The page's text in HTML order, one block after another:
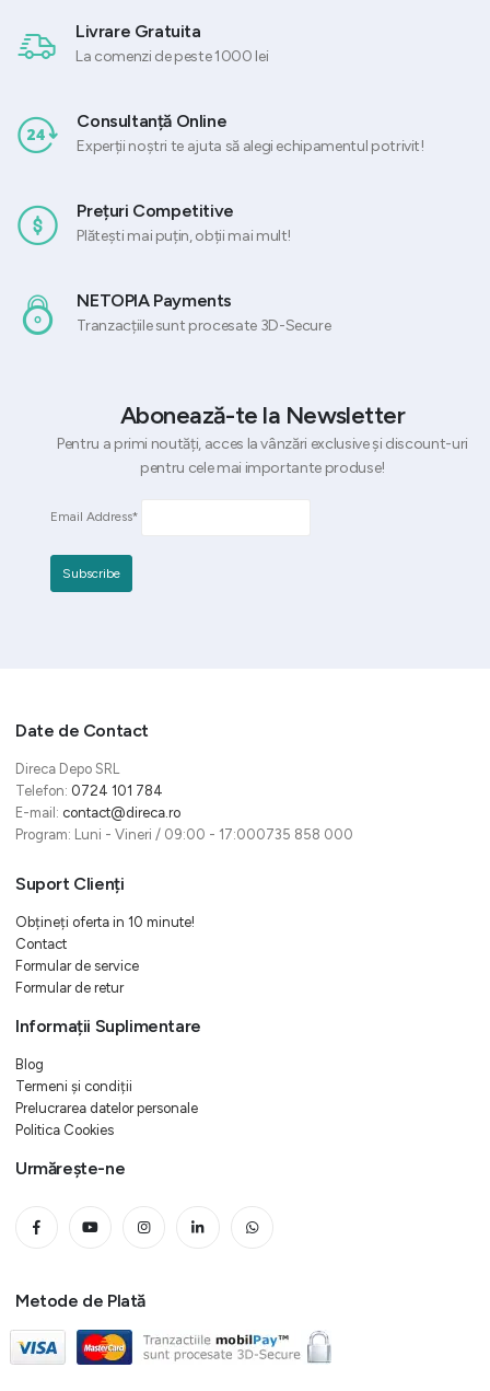
Livrare Gratuita
La comenzi de peste 1000 lei
Consultanță Online
Experții noștri te ajuta să alegi echipamentul potrivit!
Prețuri Competitive
Plătești mai puțin, obții mai mult!
NETOPIA Payments
Tranzacțiile sunt procesate 3D-Secure
Abonează-te la Newsletter
Pentru a primi noutăți, acces la vânzări exclusive și discount-uri
pentru cele mai importante produse!
Email Address*
Date de Contact
Direca Depo SRL
Telefon: 0724 101 784
E-mail: contact@direca.ro
Program: Luni - Vineri / 09:00 - 17:000735 858 000
Suport Clienți
Obțineți oferta in 10 minute!
Contact
Formular de service
Formular de retur
Informații Suplimentare
Blog
Termeni și condiții
Prelucrarea datelor personale
Politica Cookies
Urmărește-ne
Metode de Plată